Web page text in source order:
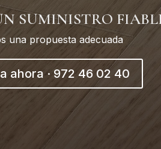
SUMINISTRO
una propuesta adecuada
ahora · 972 46 02 40